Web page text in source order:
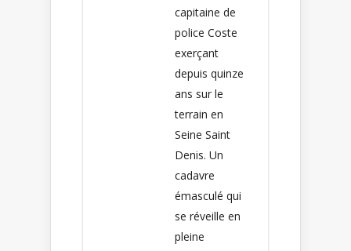
capitaine de
police Coste
exerçant
depuis quinze
ans sur le
terrain en
Seine Saint
Denis. Un
cadavre
émasculé qui
se réveille en
pleine